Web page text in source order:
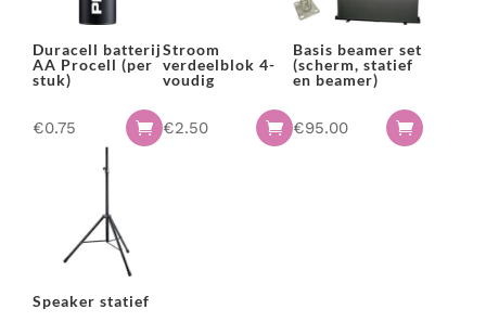
Duracell batterij
AA Procell (per
stuk)
€0.75 
Stroom
verdeelblok 4-
voudig
€2.50 
Basis beamer set
(scherm, statief
en beamer)
€95.00 
Speaker statief